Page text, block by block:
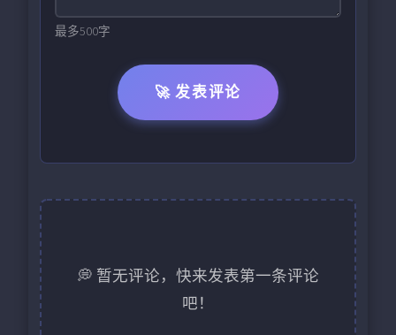
最多500字
🚀 发表评论
💭 暂无评论，快来发表第一条评论
吧！